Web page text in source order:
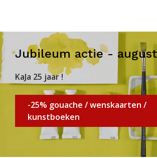
Jubileum actie -
KaJa 25 jaar !
-25% gouache / wenskaarten /
kunstboeken